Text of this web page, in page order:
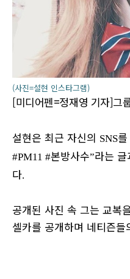
(사진=설현 인스타그램)
[미디어펜=정재영 기자]그
설현은 최근 자신의 SNS
#PM11 #본방사수”라는
다.
공개된 사진 속 그는 교복
셀카를 공개하며 네티즌